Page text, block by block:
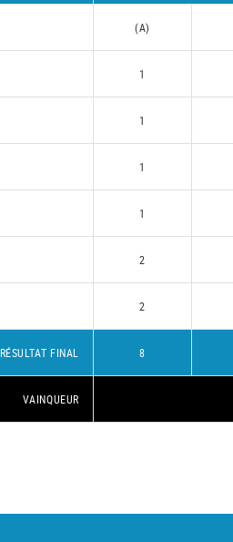
(A)
1
1
1
1
2
2
RÉSULTAT FINAL 8
VAINQUEUR